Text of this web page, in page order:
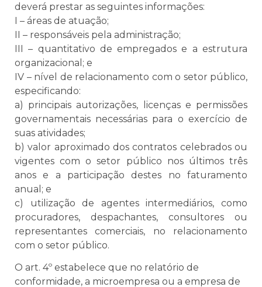
deverá prestar as seguintes informações:
I – áreas de atuação;
II – responsáveis pela administração;
III – quantitativo de empregados e a estrutura
organizacional; e
IV – nível de relacionamento com o setor público,
especificando:
a) principais autorizações, licenças e permissões
governamentais necessárias para o exercício de
suas atividades;
b) valor aproximado dos contratos celebrados ou
vigentes com o setor público nos últimos três
anos e a participação destes no faturamento
anual; e
c) utilização de agentes intermediários, como
procuradores, despachantes, consultores ou
representantes comerciais, no relacionamento
com o setor público.
O art. 4º estabelece que no relatório de
conformidade, a microempresa ou a empresa de